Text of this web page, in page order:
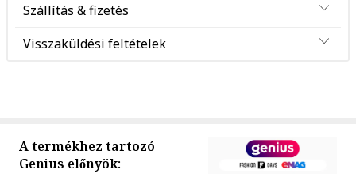
Szállítás & fizetés
Visszaküldési feltételek
A termékhez tartozó
Genius előnyök: